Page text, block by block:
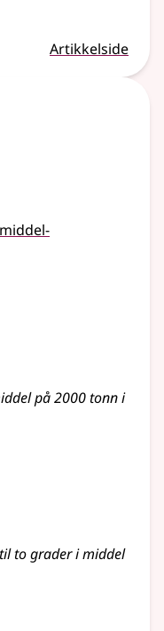
Artikkelside
middel-
på 2000 tonn i
to grader i middel